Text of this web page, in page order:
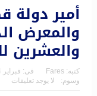
أمير دولة
والمعرض
والعشرين
كتبه: Fares فى: فبراير 04, 2026
وسوم:
لا يوجد تعليقات